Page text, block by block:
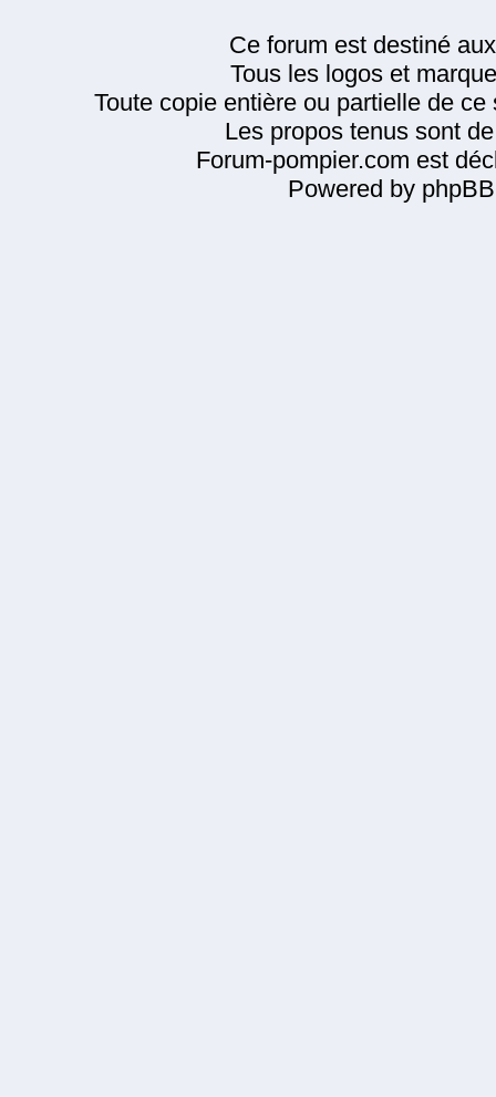
Ce forum est destiné
Tous les logos et
Toute copie entière ou partielle de
Les propos tenus sont
Forum-pompier.com est
Powered by